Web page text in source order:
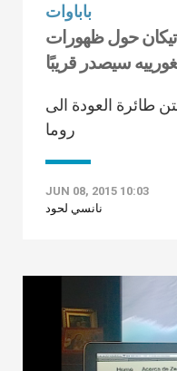
باباوات
حول ظهورات
سيصدر قريبًا
طائرة العودة الى
روما
JUN 08, 2015 10:03
نانسي لحود